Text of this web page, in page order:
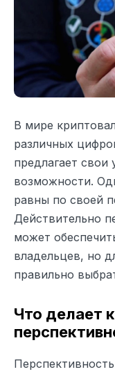
В мире
различных
предлагает свои
возможности.
равны по своей
Действительно
может
владельцев, но
правильно
Что делает